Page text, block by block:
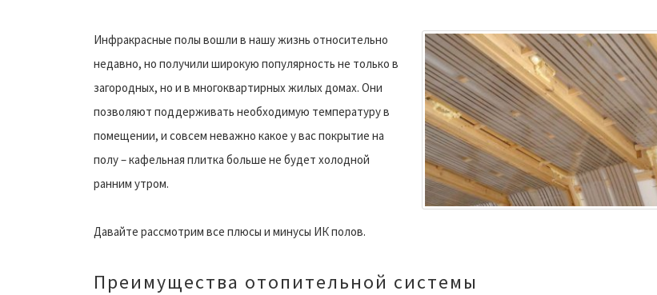
Инфракрасные полы вошли в нашу жизнь относительно
недавно, но получили широкую популярность не только в
загородных, но и в многоквартирных жилых домах. Они
позволяют поддерживать необходимую температуру в
помещении, и совсем неважно какое у вас покрытие на
полу – кафельная плитка больше не будет холодной
ранним утром.
Давайте рассмотрим все плюсы и минусы ИК полов.
Преимущества отопительной системы